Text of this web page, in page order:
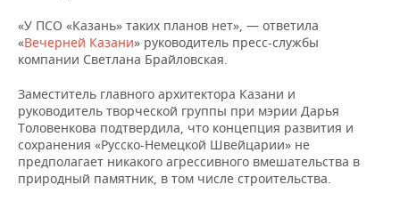
КОМУ ПРИНАДЛЕЖАТ
ТОРГОВЫЕ ЦЕНТРЫ
БЮДЖЕТ
ИНВЕСТИЦИИ
АГРОПРОМ
МАШИНОСТРОЕНИЕ
НЕФТЕХИМИЯ
НЕФТЬ
ОПК
НОВОСТИ АВТО
БИЗНЕС
НОВОСТИ БИЗНЕСА
РОЗНИЧНАЯ ТОРГОВЛЯ
ТРАНСПОРТ
ТЕХНОЛОГИИ
НОВОСТИ ТЕХНОЛОГИЙ
IT
МЕРОПРИЯТИЯ
НОВОСТИ МЕРОПРИЯТИЙ
СПОРТ
«У ПСО «Казань» таких планов нет», — ответила
«Вечерней Казани» руководитель пресс-службы
компании Светлана Брайловская.
Заместитель главного архитектора Казани и
руководитель творческой группы при мэрии Дарья
Толовенкова подтвердила, что концепция развития и
сохранения «Русско-Немецкой Швейцарии» не
предполагает никакого агрессивного вмешательства в
природный памятник, в том числе строительства.